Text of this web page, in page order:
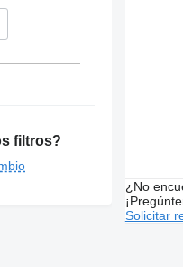
filtros?
¿No
Solicitar